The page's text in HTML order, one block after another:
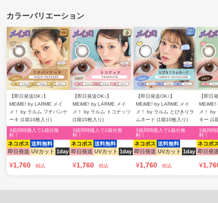
【即日発送OK♪】
MEiME! by LARME メイ
メ！ by ラルム フチパンケ
ーキ (1箱10枚入り)
ネコポス 送料無料
即日発送 UVカット 1day
3箱同時購入で1箱分無
料！
¥1,760 税込
【即日発送OK♪】
MEiME! by LARME メイ
メ！ by ラルム トコナッツ
(1箱10枚入り)
ネコポス 送料無料
即日発送 UVカット 1day
3箱同時購入で1箱分無
料！
¥1,760 税込
【即日発送OK♪】
MEiME! by LARME メイ
メ！ by ラルム とびきりラ
ムネード (1箱10枚入り)
ネコポス 送料無料
即日発送 UVカット 1day
3箱同時購入で1箱分無
料！
¥1,760 税込
【即日
MEiME!
メ！ by
キー (1
ネコポ
即日発
3箱同時
料！
¥